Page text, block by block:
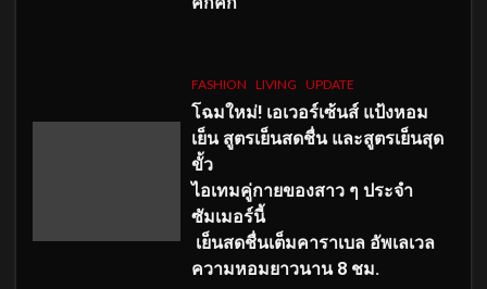
FASHION LIVING UPDATE
โฉมใหม่! เอเวอร์เซ้นส์ แป้งหอม
เย็น สูตรเย็นสดชื่น และสูตรเย็นสุด
ขั้ว
ไอเทมคู่กายของสาว ๆ ประจำ
ซัมเมอร์นี้
เย็นสดชื่นเต็มคาราเบล อัพเลเวล
ความหอมยาวนาน 8 ชม.